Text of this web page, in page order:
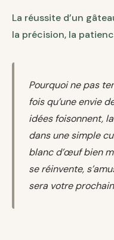
La réussite d’un
la précision, la
Pourquoi ne pas
fois qu’une envie
idées foisonnent,
dans une simple
blanc d’œuf bien
se réinvente,
sera votre